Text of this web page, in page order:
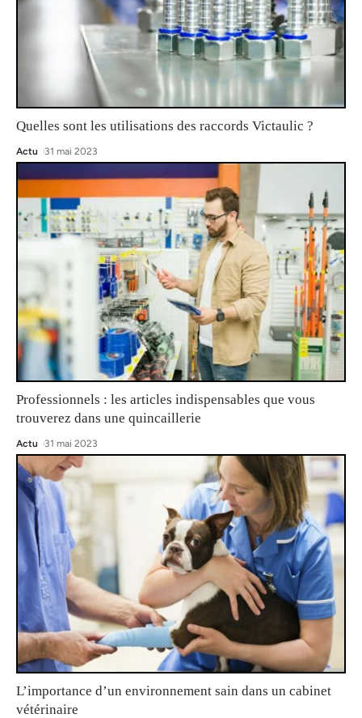
Quelles sont les utilisations des raccords Victaulic ?
Actu 31 mai 2023
Professionnels : les articles indispensables que vous
trouverez dans une quincaillerie
Actu 31 mai 2023
L’importance d’un environnement sain dans un cabinet
vétérinaire